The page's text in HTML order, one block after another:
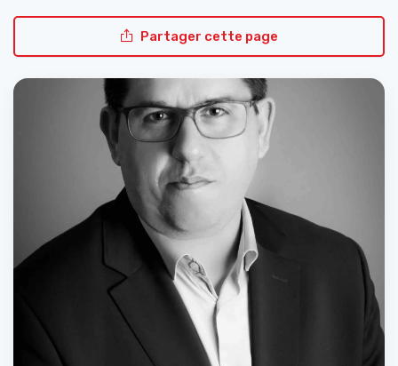
Partager cette page